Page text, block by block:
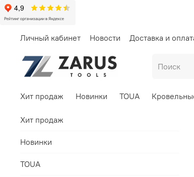
Личный кабинет Новости Доставка и
Хит продаж Новинки TOUA
Хит продаж
Новинки
TOUA